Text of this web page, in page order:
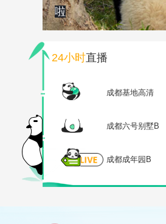
啦
24小时直播
成都基地高清
成都六号别墅B
成都成年园B